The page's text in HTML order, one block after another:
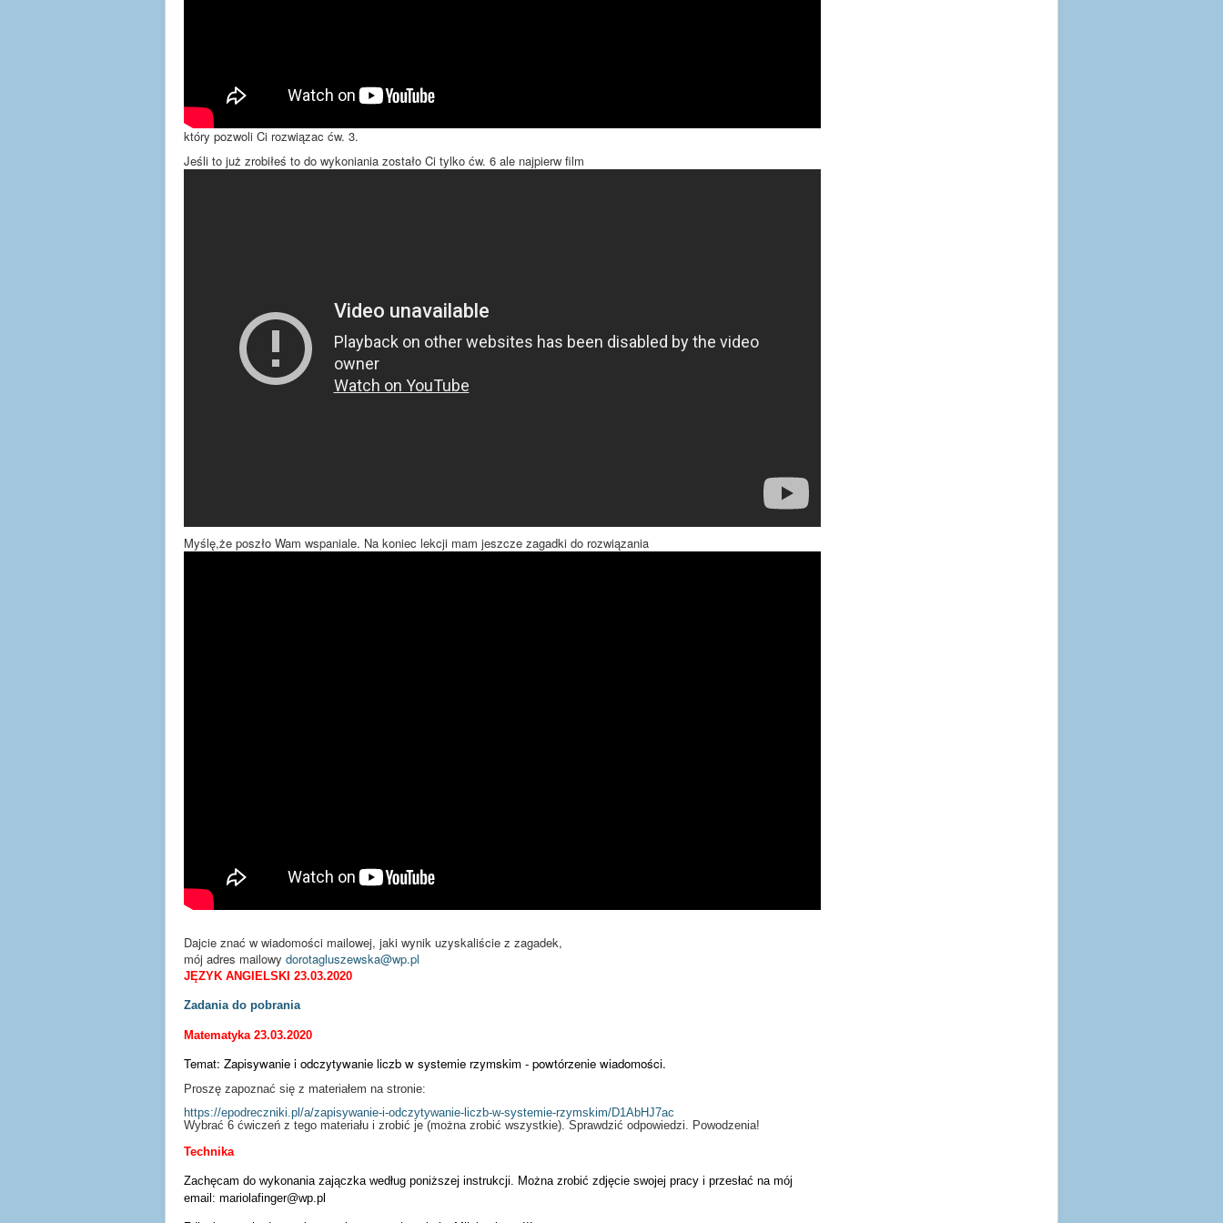
który pozwoli Ci rozwiązac ćw. 3.
Jeśli to już zrobiłeś to do wykoniania zostało Ci tylko ćw. 6 ale najpierw film
Myślę,że poszło Wam wspaniale. Na koniec lekcji mam jeszcze zagadki do rozwiązania
Dajcie znać w wiadomości mailowej, jaki wynik uzyskaliście z zagadek,
mój adres mailowy dorotagluszewska@wp.pl
JĘZYK ANGIELSKI 23.03.2020
Zadania do pobrania
Matematyka 23.03.2020
Temat: Zapisywanie i odczytywanie liczb w systemie rzymskim - powtórzenie wiadomości.
Proszę zapoznać się z materiałem na stronie:
https://epodreczniki.pl/a/zapisywanie-i-odczytywanie-liczb-w-systemie-rzymskim/D1AbHJ7ac
Wybrać 6 ćwiczeń z tego materiału i zrobić je (można zrobić wszystkie). Sprawdzić odpowiedzi. Powodzenia!
Technika
Zachęcam do wykonania zajączka według poniższej instrukcji. Można zrobić zdjęcie swojej pracy i przesłać na mój
email: mariolafinger@wp.pl